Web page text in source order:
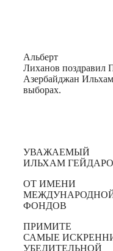
Альберт
Лиханов поздравил
Азербайджан
выборах.
УВАЖАЕМЫЙ
ИЛЬХАМ
ОТ ИМЕНИ
ФОНДОВ
ПРИМИТЕ
САМЫЕ
УБЕДИТЕЛЬНОЙ